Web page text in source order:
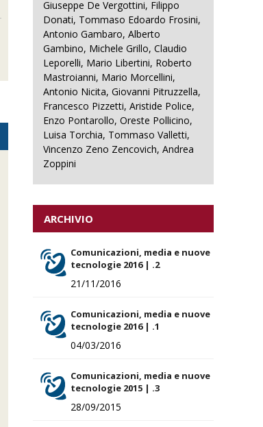
Giuseppe De Vergottini, Filippo
Donati, Tommaso Edoardo Frosini,
Antonio Gambaro, Alberto
Gambino, Michele Grillo, Claudio
Leporelli, Mario Libertini, Roberto
Mastroianni, Mario Morcellini,
Antonio Nicita, Giovanni Pitruzzella,
Francesco Pizzetti, Aristide Police,
Enzo Pontarollo, Oreste Pollicino,
Luisa Torchia, Tommaso Valletti,
Vincenzo Zeno Zencovich, Andrea
Zoppini
ARCHIVIO
Comunicazioni, media e nuove
tecnologie 2016 | .2
21/11/2016
Comunicazioni, media e nuove
tecnologie 2016 | .1
04/03/2016
Comunicazioni, media e nuove
tecnologie 2015 | .3
28/09/2015